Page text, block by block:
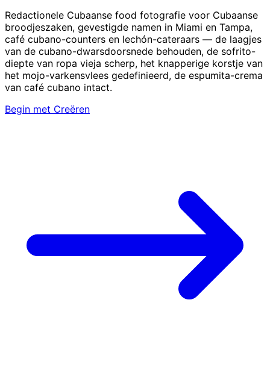
Redactionele Cubaanse food fotografie voor Cubaanse
broodjeszaken, gevestigde namen in Miami en Tampa,
café cubano-counters en lechón-cateraars — de laagjes
van de cubano-dwarsdoorsnede behouden, de sofrito-
diepte van ropa vieja scherp, het knapperige korstje van
het mojo-varkensvlees gedefinieerd, de espumita-crema
van café cubano intact.
Begin met Creëren